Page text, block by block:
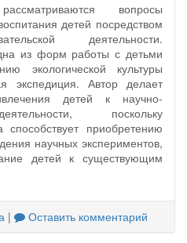
вопросы
детей посредством
деятельности.
из форм работы с детьми
экологической культуры
экспедиция. Автор делает
детей к научно-
поскольку
способствует приобретению
научных экспериментов,
детей к существующим
| Оставить комментарий